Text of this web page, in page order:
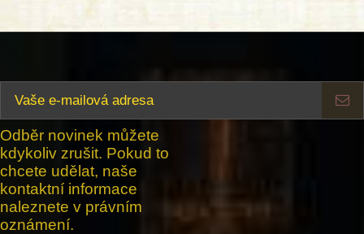
Odběr novinek můžete
kdykoliv zrušit. Pokud to
chcete udělat, naše
kontaktní informace
naleznete v právním
oznámení.